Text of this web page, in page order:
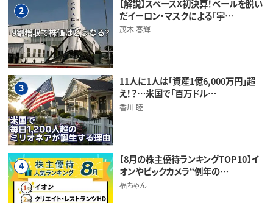
2
【解説】スペースX初決算！ベールを脱い
だイーロン・マスクによる「宇…
茂木 春輝
3
11人に1人は「資産1億6,000万円」超
え！？…米国で「百万ドル…
香川 睦
4
【8月の株主優待ランキングTOP10】イ
オンやビックカメラ“例年の…
福ちゃん